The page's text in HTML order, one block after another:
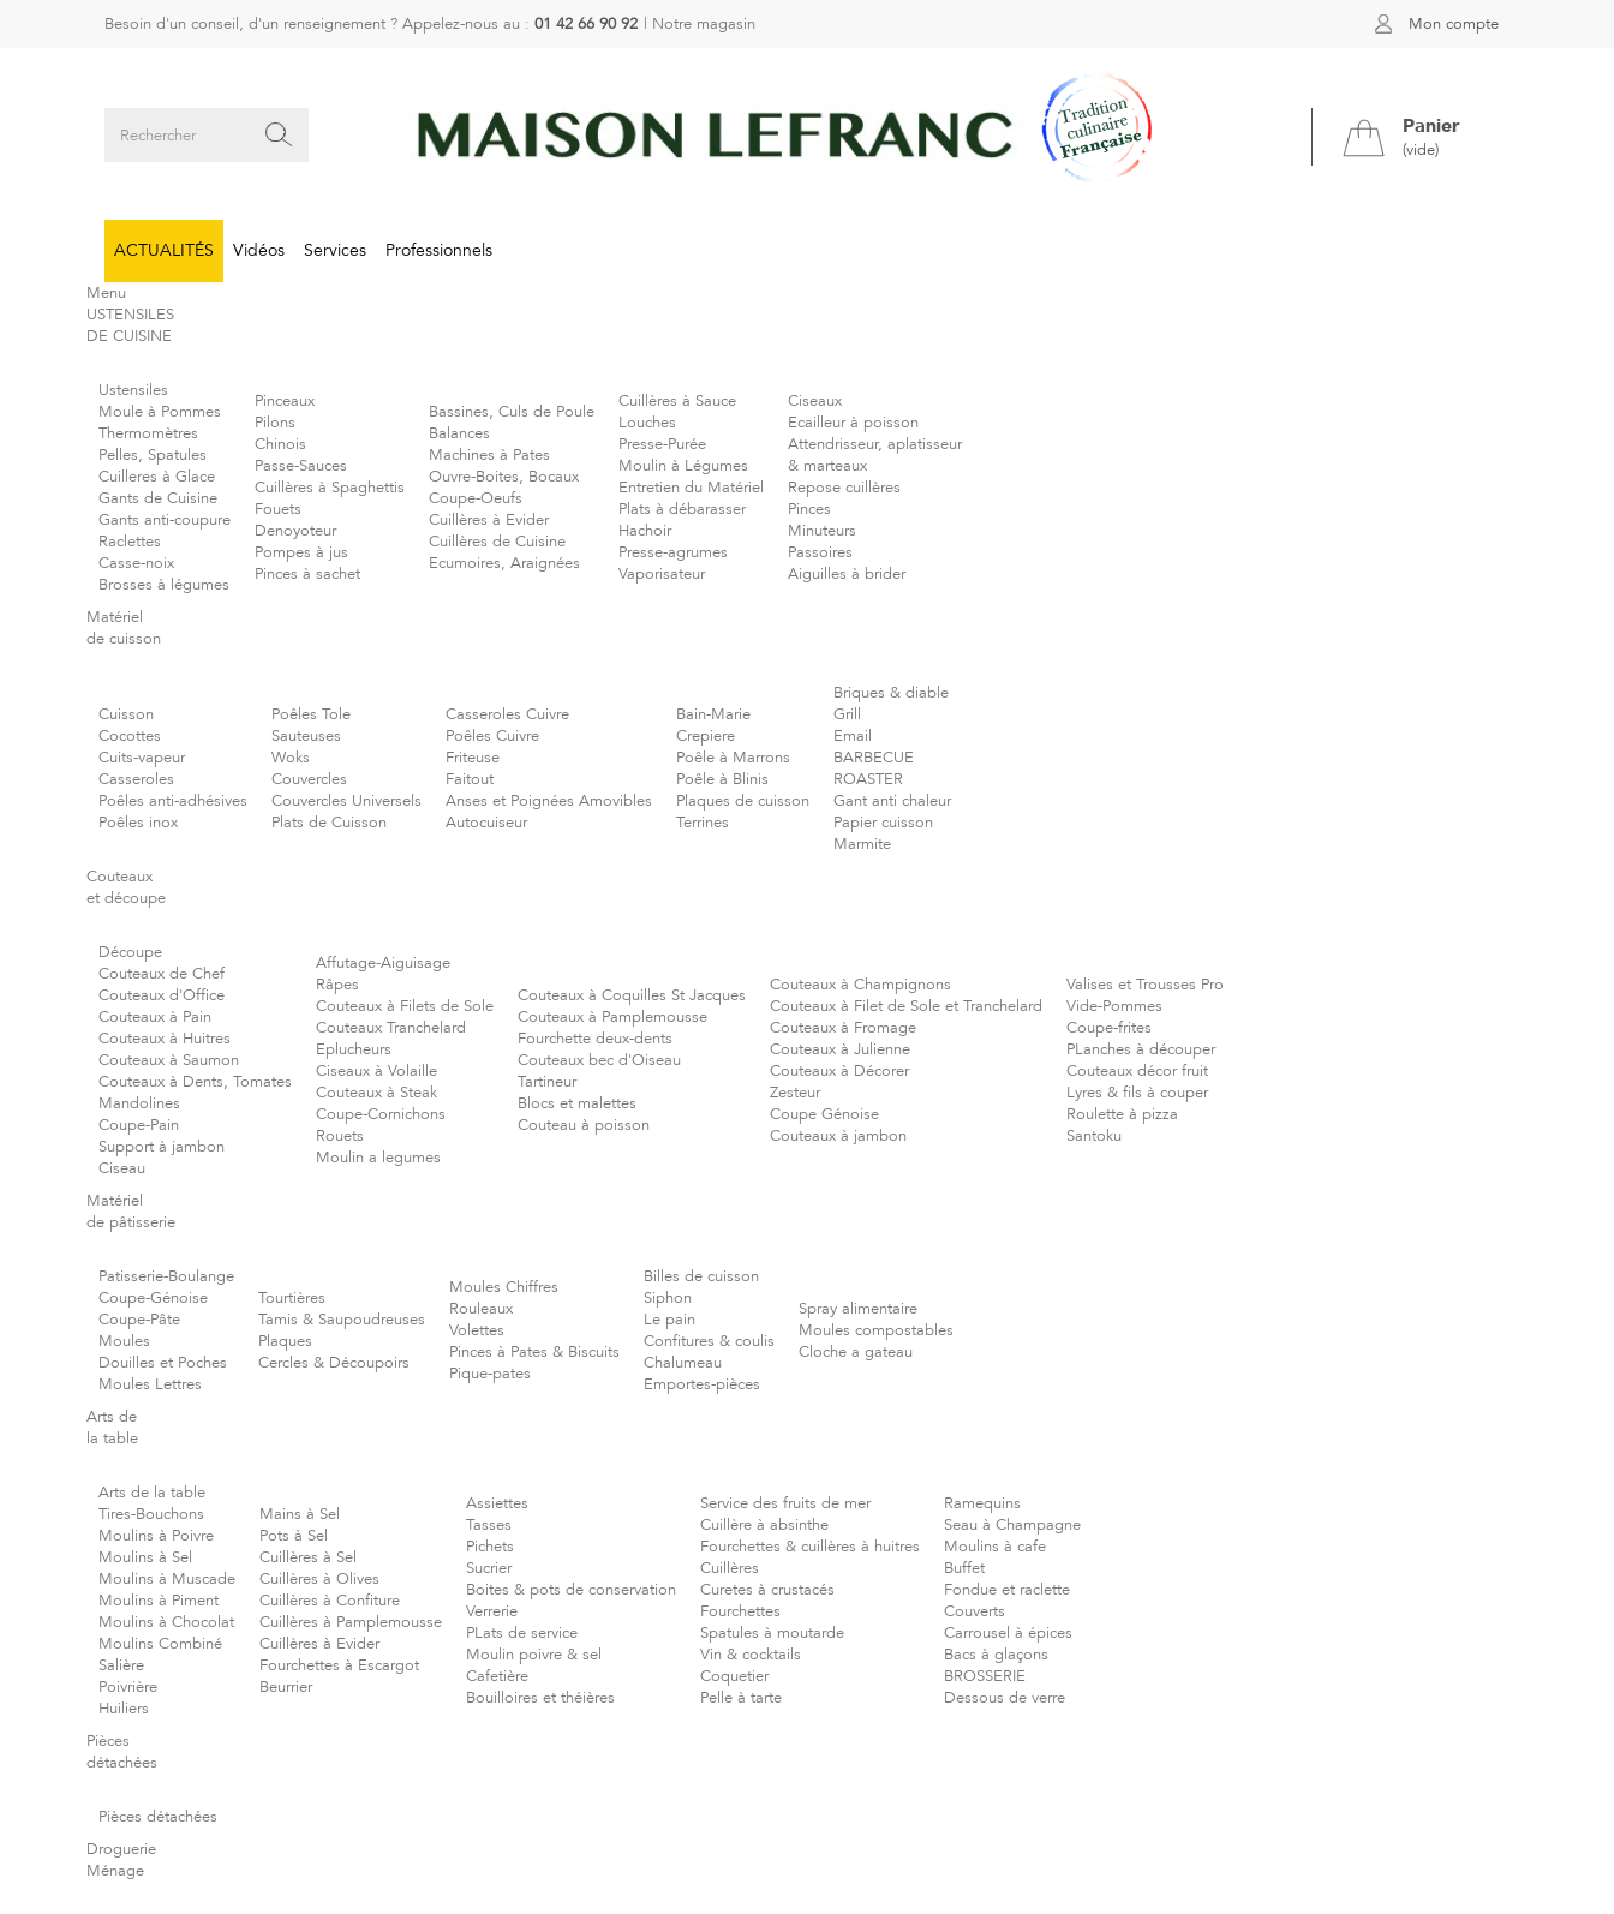
Mon compte
Besoin d'un conseil, d'un renseignement ? Appelez-nous au : 01 42 66 90 92 Notre magasin
Panier
(vide)
ACTUALITÉS Vidéos Services Professionnels
Menu
USTENSILES
DE CUISINE
Ustensiles
Moule à Pommes
Thermomètres
Pelles, Spatules
Cuilleres à Glace
Gants de Cuisine
Gants anti-coupure
Raclettes
Casse-noix
Brosses à légumes
Pinceaux
Pilons
Chinois
Passe-Sauces
Cuillères à Spaghettis
Fouets
Denoyoteur
Pompes à jus
Pinces à sachet
Bassines, Culs de Poule
Balances
Machines à Pates
Ouvre-Boites, Bocaux
Coupe-Oeufs
Cuillères à Evider
Cuillères de Cuisine
Ecumoires, Araignées
Cuillères à Sauce
Louches
Presse-Purée
Moulin à Légumes
Entretien du Matériel
Plats à débarasser
Hachoir
Presse-agrumes
Vaporisateur
Ciseaux
Ecailleur à poisson
Attendrisseur, aplatisseur
& marteaux
Repose cuillères
Pinces
Minuteurs
Passoires
Aiguilles à brider
Matériel
de cuisson
Cuisson
Cocottes
Cuits-vapeur
Casseroles
Poêles anti-adhésives
Poêles inox
Poêles Tole
Sauteuses
Woks
Couvercles
Couvercles Universels
Plats de Cuisson
Casseroles Cuivre
Poêles Cuivre
Friteuse
Faitout
Anses et Poignées Amovibles
Autocuiseur
Bain-Marie
Crepiere
Poêle à Marrons
Poêle à Blinis
Plaques de cuisson
Terrines
Briques & diable
Grill
Email
BARBECUE
ROASTER
Gant anti chaleur
Papier cuisson
Marmite
Couteaux
et découpe
Découpe
Couteaux de Chef
Couteaux d'Office
Couteaux à Pain
Couteaux à Huitres
Couteaux à Saumon
Couteaux à Dents, Tomates
Mandolines
Coupe-Pain
Support à jambon
Ciseau
Affutage-Aiguisage
Râpes
Couteaux à Filets de Sole
Couteaux Tranchelard
Eplucheurs
Ciseaux à Volaille
Couteaux à Steak
Coupe-Cornichons
Rouets
Moulin a legumes
Couteaux à Coquilles St Jacques
Couteaux à Pamplemousse
Fourchette deux-dents
Couteaux bec d'Oiseau
Tartineur
Blocs et malettes
Couteau à poisson
Couteaux à Champignons
Couteaux à Filet de Sole et Tranchelard
Couteaux à Fromage
Couteaux à Julienne
Couteaux à Décorer
Zesteur
Coupe Génoise
Couteaux à jambon
Valises et Trousses Pro
Vide-Pommes
Coupe-frites
PLanches à découper
Couteaux décor fruit
Lyres & fils à couper
Roulette à pizza
Santoku
Matériel
de pâtisserie
Patisserie-Boulange
Coupe-Génoise
Coupe-Pâte
Moules
Douilles et Poches
Moules Lettres
Tourtières
Tamis & Saupoudreuses
Plaques
Cercles & Découpoirs
Moules Chiffres
Rouleaux
Volettes
Pinces à Pates & Biscuits
Pique-pates
Billes de cuisson
Siphon
Le pain
Confitures & coulis
Chalumeau
Emportes-pièces
Spray alimentaire
Moules compostables
Cloche a gateau
Arts de
la table
Arts de la table
Tires-Bouchons
Moulins à Poivre
Moulins à Sel
Moulins à Muscade
Moulins à Piment
Moulins à Chocolat
Moulins Combiné
Salière
Poivrière
Huiliers
Mains à Sel
Pots à Sel
Cuillères à Sel
Cuillères à Olives
Cuillères à Confiture
Cuillères à Pamplemousse
Cuillères à Evider
Fourchettes à Escargot
Beurrier
Assiettes
Tasses
Pichets
Sucrier
Boites & pots de conservation
Verrerie
PLats de service
Moulin poivre & sel
Cafetière
Bouilloires et théières
Service des fruits de mer
Cuillère à absinthe
Fourchettes & cuillères à huitres
Cuillères
Curetes à crustacés
Fourchettes
Spatules à moutarde
Vin & cocktails
Coquetier
Pelle à tarte
Ramequins
Seau à Champagne
Moulins à cafe
Buffet
Fondue et raclette
Couverts
Carrousel à épices
Bacs à glaçons
BROSSERIE
Dessous de verre
Pièces
détachées
Pièces détachées
Droguerie
Ménage